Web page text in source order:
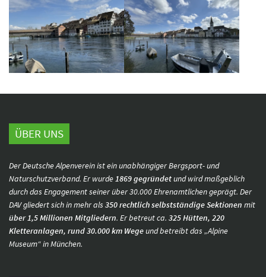
ÜBER UNS
Der Deutsche Alpenverein ist ein unabhängiger Bergsport- und
Naturschutzverband. Er wurde1869 gegründetund wird maßgeblich
durch das Engagement seiner über 30.000 Ehrenamtlichen geprägt. Der
DAV gliedert sich in mehr als 350 rechtlich selbstständige Sektionen mit
über 1,5 Millionen Mitgliedern. Er betreut ca. 325 Hütten, 220
Kletteranlagen, rund 30.000 km Wegeund betreibt das „Alpine
Museum“ in München.